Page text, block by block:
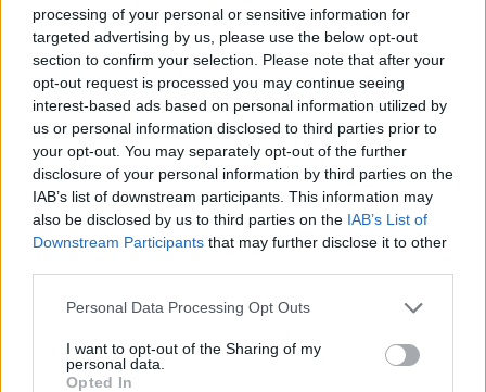
processing of your personal or sensitive information for
targeted advertising by us, please use the below opt-out
section to confirm your selection. Please note that after your
opt-out request is processed you may continue seeing
interest-based ads based on personal information utilized by
us or personal information disclosed to third parties prior to
your opt-out. You may separately opt-out of the further
disclosure of your personal information by third parties on the
IAB’s list of downstream participants. This information may
also be disclosed by us to third parties on the IAB’s List of
Downstream Participants that may further disclose it to other
Personal Data Processing Opt Outs
I want to opt-out of the Sharing of my
personal data.
Opted In
atpakaļ. Visticamāk, ka lācis dosies prom.
Nekad nekliedz un neskrien prom. Lāči skrien
daudz ātrāk par tevi.
Nekad necenties nofotografēt lāci.
Ja atrodies automobilī, paliec, kur esi. Nekāp
laukā un never vaļā arī logus.
Nekad netuvojies lāča mazuļiem. Viņu māte
noteikti ir atrodas turpat blakus un metīsies
aizstāvēt savus mazuļus.
Dažkārt lācis uzbrūk, taču viņu var apmānīt. Ja
vien spēj, stāvi un nemūc prom.